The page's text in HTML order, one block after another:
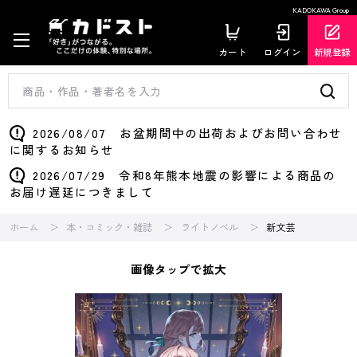
KADOKAWA Group
カート ログイン 新規登録
2026/08/07 お盆期間中の出荷およびお問い合わせ
に関するお知らせ
2026/07/29 令和8年熊本地震の影響による商品の
お届け遅延につきまして
ホーム 本・コミック・雑誌 ライトノベル 新文芸
画像タップで拡大